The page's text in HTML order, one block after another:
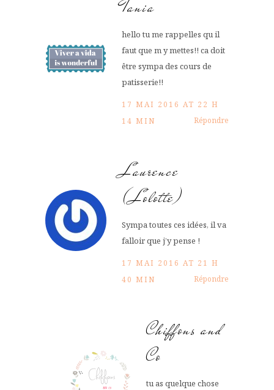
Tania
hello tu me rappelles qu il
faut que m y mettes!! ca doit
être sympa des cours de
patisserie!!
17 MAI 2016 AT 22 H
14 MIN
Répondre
Laurence
(Lolotte)
Sympa toutes ces idées, il va
falloir que j’y pense !
17 MAI 2016 AT 21 H
40 MIN
Répondre
Chiffons and
Co
tu as quelque chose